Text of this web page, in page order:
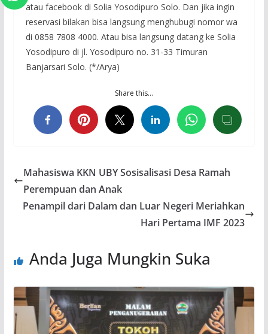
atau facebook di Solia Yosodipuro Solo. Dan jika ingin
reservasi bilakan bisa langsung menghubugi nomor wa
di 0858 7808 4000. Atau bisa langsung datang ke Solia
Yosodipuro di jl. Yosodipuro no. 31-33 Timuran
Banjarsari Solo. (*/Arya)
Share this…
Mahasiswa KKN UBY Sosisalisasi Desa Ramah
Perempuan dan Anak
Penampil dari Dalam dan Luar Negeri Meriahkan
Hari Pertama IMF 2023
Anda Juga Mungkin Suka